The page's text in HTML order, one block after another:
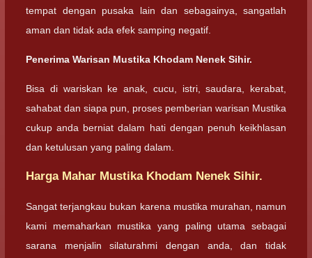
tempat dengan pusaka lain dan sebagainya, sangatlah
aman dan tidak ada efek samping negatif.
Penerima Warisan Mustika Khodam Nenek Sihir.
Bisa di wariskan ke anak, cucu, istri, saudara, kerabat,
sahabat dan siapa pun, proses pemberian warisan Mustika
cukup anda berniat dalam hati dengan penuh keikhlasan
dan ketulusan yang paling dalam.
Harga Mahar Mustika Khodam Nenek Sihir.
Sangat terjangkau bukan karena mustika murahan, namun
kami memaharkan mustika yang paling utama sebagai
sarana menjalin silaturahmi dengan anda, dan tidak